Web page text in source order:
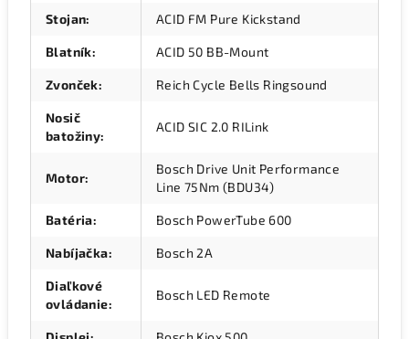
Stojan: ACID FM Pure Kickstand
Blatník: ACID 50 BB-Mount
Zvonček: Reich Cycle Bells Ringsound
Nosič
batožiny:
ACID SIC 2.0 RILink
Motor:
Bosch Drive Unit Performance
Line 75Nm (BDU34)
Batéria: Bosch PowerTube 600
Nabíjačka: Bosch 2A
Diaľkové
ovládanie:
Bosch LED Remote